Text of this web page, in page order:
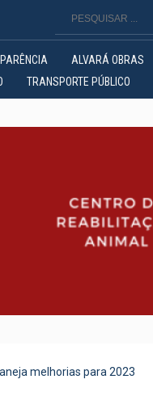
ALVARÁ OBRAS
TRANSPORTE PÚBLICO
melhorias para 2023